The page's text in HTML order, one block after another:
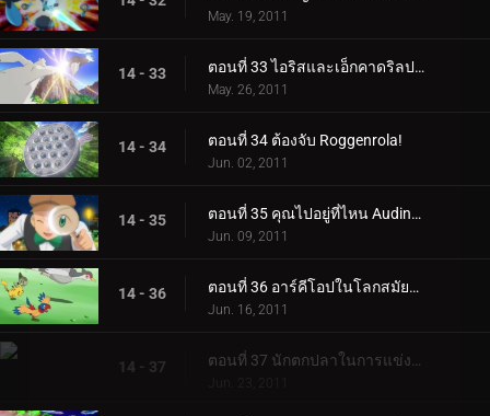
May. 19, 2011
14 - 33 ตอนที่ 33 ไอริสและเอ็กคาดริลปะทะดราก้อนบัสเตอร์!
May. 26, 2011
14 - 34 ตอนที่ 34 ต้องจับ Roggenrola!
Jun. 02, 2011
14 - 35 ตอนที่ 35 คุณไปอยู่ที่ไหน Audino?
Jun. 09, 2011
14 - 36 ตอนที่ 36 อาร์คีโอปในโลกสมัยใหม่!
Jun. 16, 2011
14 - 37
Jun. 23, 2011